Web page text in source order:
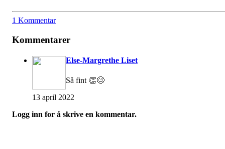
1 Kommentar
Kommentarer
Else-Margrethe Liset
Så fint 👏😊
13 april 2022
Logg inn for å skrive en kommentar.